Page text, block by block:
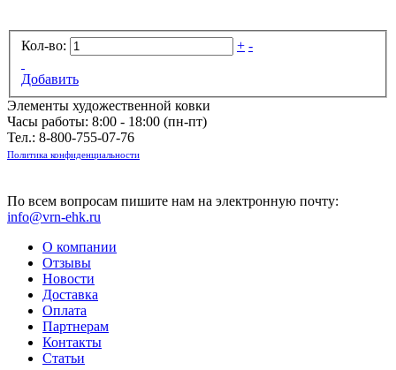
Кол-во: + -
Добавить
Элементы художественной ковки
Часы работы: 8:00 - 18:00 (пн-пт)
Тел.: 8-800-755-07-76
Политика конфиденциальности
По всем вопросам пишите нам на электронную почту:
info@vrn-ehk.ru
О компании
Отзывы
Новости
Доставка
Оплата
Партнерам
Контакты
Статьи